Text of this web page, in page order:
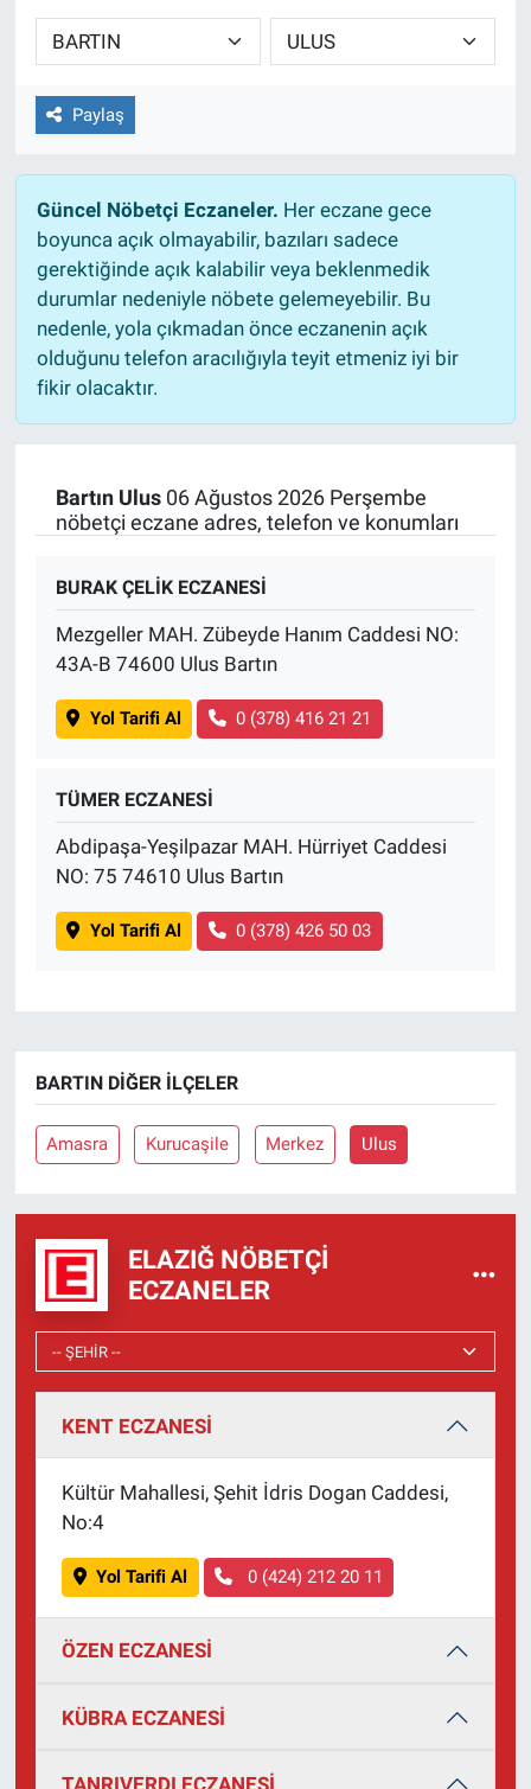
Paylaş
Güncel Nöbetçi Eczaneler. Her eczane gece
boyunca açık olmayabilir, bazıları sadece
gerektiğinde açık kalabilir veya beklenmedik
durumlar nedeniyle nöbete gelemeyebilir. Bu
nedenle, yola çıkmadan önce eczanenin açık
olduğunu telefon aracılığıyla teyit etmeniz iyi bir
fikir olacaktır.
Bartın Ulus06 Ağustos 2026 Perşembe
nöbetçi eczane adres, telefon ve konumları
BURAK ÇELİK ECZANESİ
Mezgeller MAH. Zübeyde Hanım Caddesi NO:
43A-B 74600 Ulus Bartın
Yol Tarifi Al 0 (378) 416 21 21
TÜMER ECZANESİ
Abdipaşa-Yeşilpazar MAH. Hürriyet Caddesi
NO: 75 74610 Ulus Bartın
Yol Tarifi Al 0 (378) 426 50 03
BARTIN DIĞER İLÇELER
Amasra Kurucaşile Merkez Ulus
ELAZIĞ NÖBETÇI
ECZANELER
KENT ECZANESİ
Kültür Mahallesi, Şehit İdris Dogan Caddesi,
No:4
Yol Tarifi Al 0 (424) 212 20 11
ÖZEN ECZANESİ
KÜBRA ECZANESİ
TANRIVERDI ECZANESİ
Sağlıklı Yaşam
Siyaset
Yaşam